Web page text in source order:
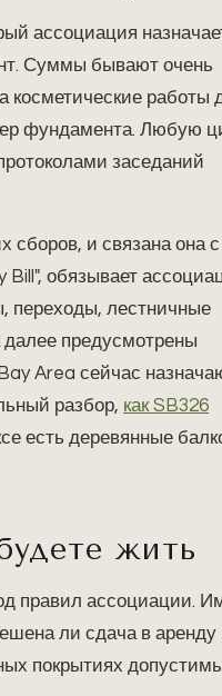
ассоциация
Суммы бывают очень
косметические работы
фундамента. Любую
заседаний
сборов, и связана она с
обязывает
переходы, лестничные
далее предусмотрены
Area сейчас
разбор, как SB326
есть деревянные
жить
правил ассоциации.
ли сдача в аренду
покрытиях